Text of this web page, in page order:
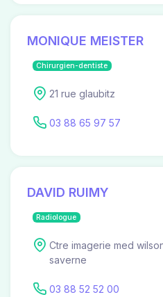
MONIQUE MEISTER
Chirurgien-dentiste
21 rue glaubitz
03 88 65 97 57
DAVID RUIMY
Radiologue
Ctre imagerie med
saverne
03 88 52 52 00